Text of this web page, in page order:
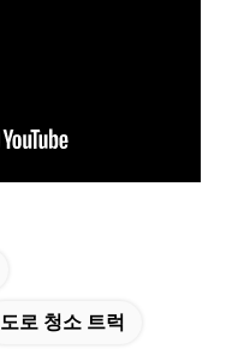
도로 청소 트럭